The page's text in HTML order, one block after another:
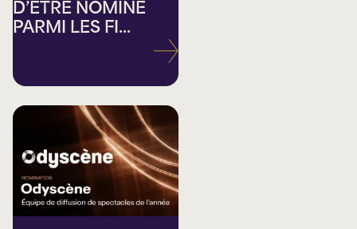
D’ÊTRE NOMINÉ
PARMI LES FI...